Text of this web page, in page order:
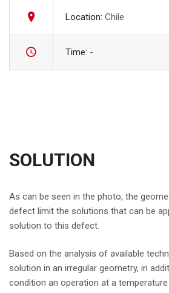
Location: Chile
Time: -
SOLUTION
As can be seen in the photo, the
defect limit the solutions that can be
solution to this defect.
Based on the analysis of available
solution in an irregular geometry, in
condition an operation at a